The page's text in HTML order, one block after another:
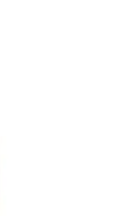
bir his bırakmaz
uçlara ve köklere
olabilir.
etmelidir. Gözle